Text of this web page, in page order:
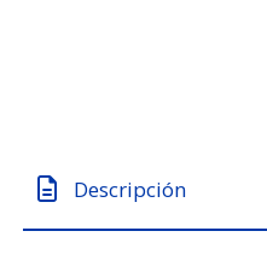
Descripción